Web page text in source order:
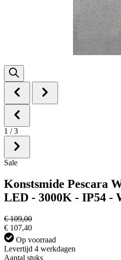
1 / 3
Sale
Konstsmide Pescara
LED - 3000K - IP54 -
€ 109,00
€ 107,40
Op voorraad
Levertijd 4 werkdagen
Aantal stuks